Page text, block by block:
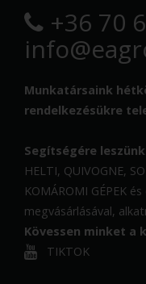
+36 70
Munkatársaink
rendelkezésükre
Segítségére
HELTI, QUIVOGNE,
KOMÁROMI GÉPEK
megvásárlásával,
Kövessen minket a
TIKTOK